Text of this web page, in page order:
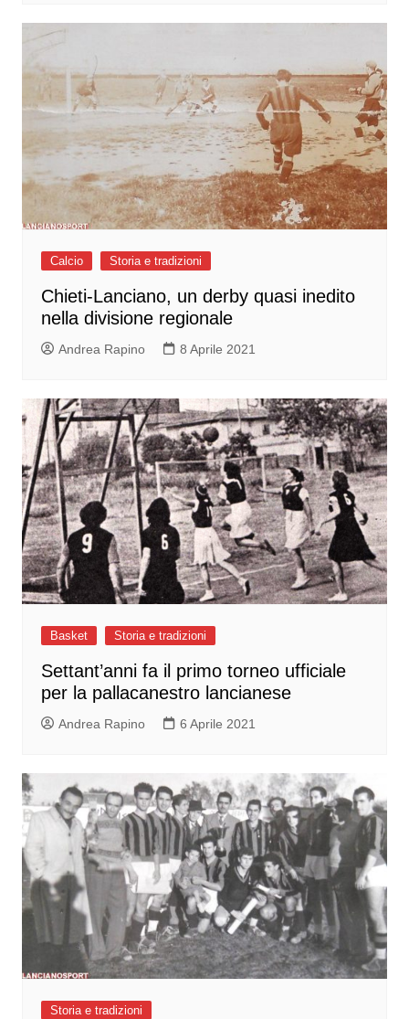
Calcio Storia e tradizioni
Chieti-Lanciano, un derby quasi inedito
nella divisione regionale
Andrea Rapino 8 Aprile 2021
Basket Storia e tradizioni
Settant’anni fa il primo torneo ufficiale
per la pallacanestro lancianese
Andrea Rapino 6 Aprile 2021
Storia e tradizioni